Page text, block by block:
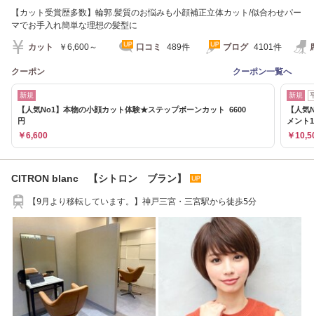
【カット受賞歴多数】輪郭.髪質のお悩みも小顔補正立体カット/似合わせパー
マでお手入れ簡単な理想の髪型に
カット ￥6,600～ 口コミ 489件 ブログ 4101件
クーポン クーポン一覧へ
新規
【人気No1】本物の小顔カット体験★ステップボーンカット 6600
円
￥6,600
新規
【人
メント
￥
CITRON blanc 【シトロン ブラン】
【9月より移転しています。】神戸三宮・三宮駅から徒歩5分